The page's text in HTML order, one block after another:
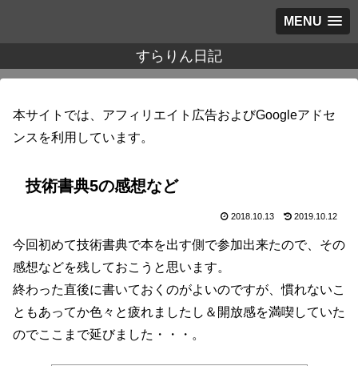
MENU
すらりん日記
本サイトでは、アフィリエイト広告およびGoogleアドセ
ンスを利用しています。
技術書典5の感想など
2018.10.13 2019.10.12
今回初めて技術書典で本を出す側で参加出来たので、その
感想などを残しておこうと思います。
終わった直後に書いておくのがよいのですが、慣れないこ
ともあってか色々と疲れましたし＆開放感を満喫していた
のでここまで延びました・・・。